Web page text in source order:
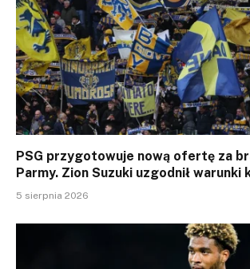
PSG przygotowuje nową ofertę za
Parmy. Zion Suzuki uzgodnił
5 sierpnia 2026